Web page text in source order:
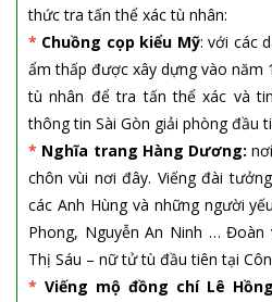
thức tra tấn thể xác tù nhân:
* Chuồng cọp kiểu Mỹ: với các
ẩm thấp được xây dựng vào năm
tù nhân để tra tấn thể xác và
thông tin Sài Gòn giải phòng đầu
* Nghĩa trang Hàng Dương:
chôn vùi nơi đây. Viếng đài
các Anh Hùng và những người
Phong, Nguyễn An Ninh … Đoàn
Thị Sáu – nữ tử tù đầu tiên tại
* Viếng mộ đồng chí Lê